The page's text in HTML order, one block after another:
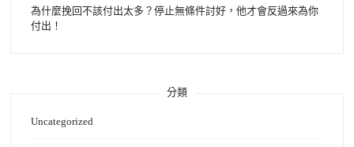
為什麼挽回不該付出太多？停止無條件討好，他才會反過來為你
付出！
分類
Uncategorized